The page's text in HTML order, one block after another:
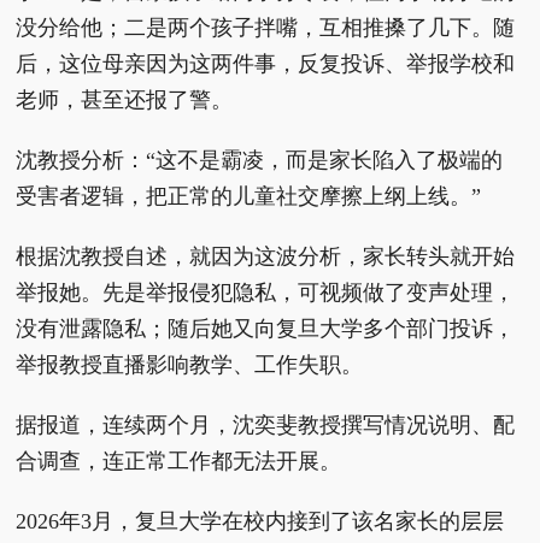
没分给他；二是两个孩子拌嘴，互相推搡了几下。随
后，这位母亲因为这两件事，反复投诉、举报学校和
老师，甚至还报了警。
沈教授分析：“这不是霸凌，而是家长陷入了极端的
受害者逻辑，把正常的儿童社交摩擦上纲上线。”
根据沈教授自述，就因为这波分析，家长转头就开始
举报她。先是举报侵犯隐私，可视频做了变声处理，
没有泄露隐私；随后她又向复旦大学多个部门投诉，
举报教授直播影响教学、工作失职。
据报道，连续两个月，沈奕斐教授撰写情况说明、配
合调查，连正常工作都无法开展。
2026年3月，复旦大学在校内接到了该名家长的层层